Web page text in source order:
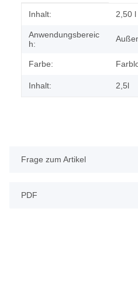
Produkteigenschaft
Wert
Inhalt: 2,50 l
Anwendungsbereic
h:
Farbe:
Inhalt: 2,5l
Frage zum Artikel
PDF